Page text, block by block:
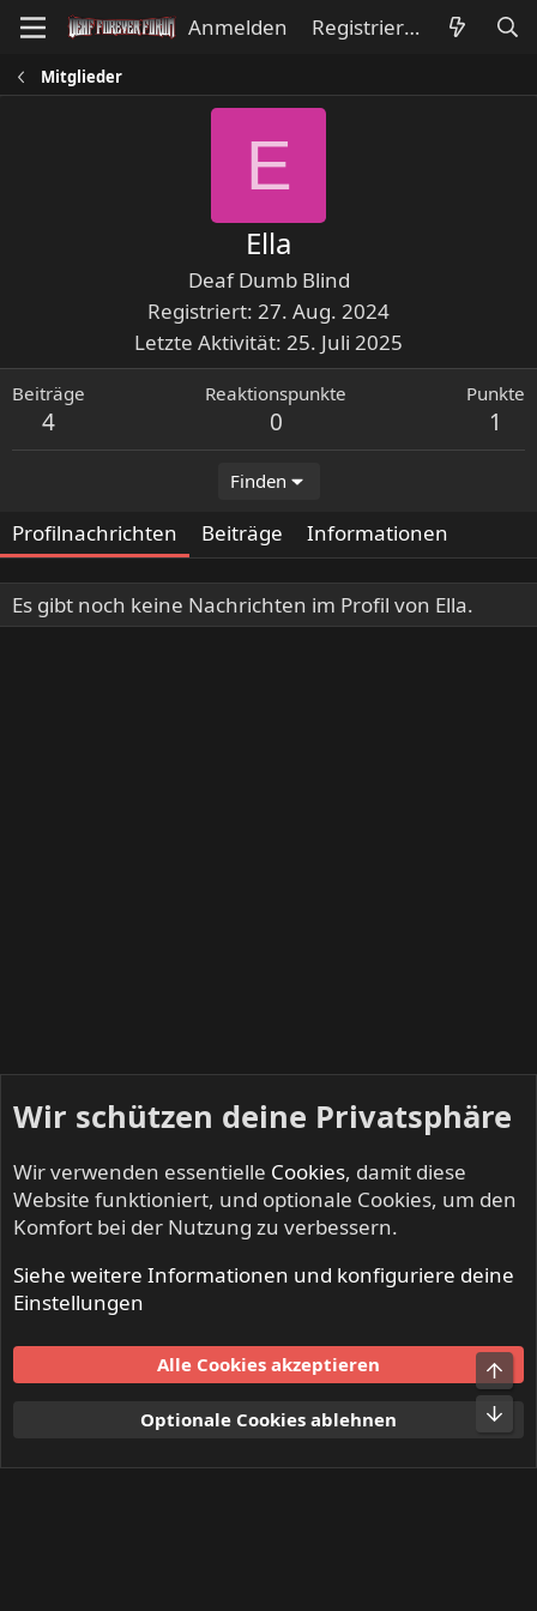
Anmelden Registrieren
Mitglieder
E
Ella
Deaf Dumb Blind
Registriert 27. Aug. 2024
Letzte Aktivität 25. Juli 2025
Beiträge
4
Reaktionspunkte
0
Punkte
1
Finden
Profilnachrichten Beiträge Informationen
Es gibt noch keine Nachrichten im Profil von Ella.
Mitglieder
Nutzungsbedingungen
Datenschutz
S
Wir schützen deine Privatsphäre
Wir verwenden essentielle Cookies, damit diese
Website funktioniert, und optionale Cookies, um den
Komfort bei der Nutzung zu verbessern.
Siehe weitere Informationen und konfiguriere deine
Einstellungen
Alle Cookies akzeptieren
Optionale Cookies ablehnen